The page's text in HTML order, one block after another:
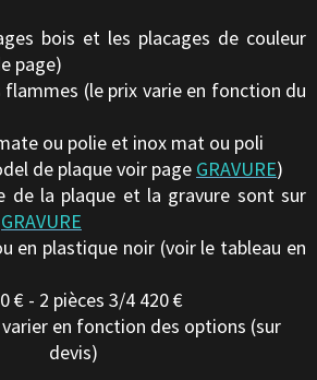
bois et les placages de couleur
page)
(le prix varie en fonction du
ou polie et inox mat ou poli
plaque voir page GRAVURE)
de la plaque et la gravure sont sur
GRAVURE
en plastique noir (voir le tableau en
€ - 2 pièces 3/4 420 €
en fonction des options (sur
devis)